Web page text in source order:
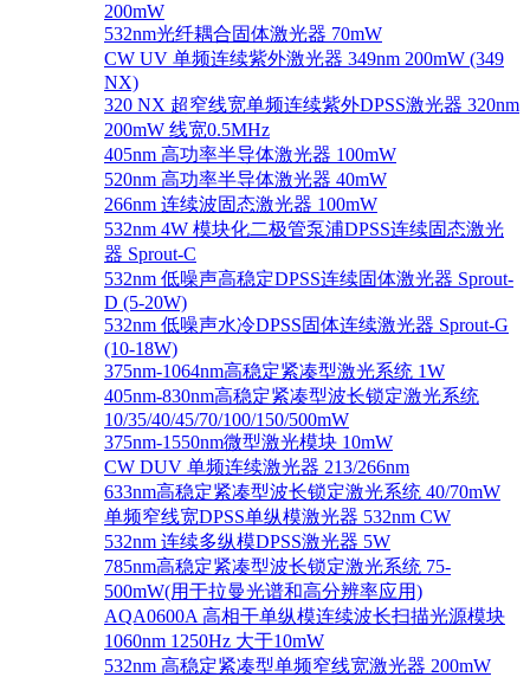
200mW
532nm光纤耦合固体激光器 70mW
CW UV 单频连续紫外激光器 349nm 200mW (349
NX)
320 NX 超窄线宽单频连续紫外DPSS激光器 320nm
200mW 线宽0.5MHz
405nm 高功率半导体激光器 100mW
520nm 高功率半导体激光器 40mW
266nm 连续波固态激光器 100mW
532nm 4W 模块化二极管泵浦DPSS连续固态激光
器 Sprout-C
532nm 低噪声高稳定DPSS连续固体激光器 Sprout-
D (5-20W)
532nm 低噪声水冷DPSS固体连续激光器 Sprout-G
(10-18W)
375nm-1064nm高稳定紧凑型激光系统 1W
405nm-830nm高稳定紧凑型波长锁定激光系统
10/35/40/45/70/100/150/500mW
375nm-1550nm微型激光模块 10mW
CW DUV 单频连续激光器 213/266nm
633nm高稳定紧凑型波长锁定激光系统 40/70mW
单频窄线宽DPSS单纵模激光器 532nm CW
532nm 连续多纵模DPSS激光器 5W
785nm高稳定紧凑型波长锁定激光系统 75-
500mW(用于拉曼光谱和高分辨率应用)
AQA0600A 高相干单纵模连续波长扫描光源模块
1060nm 1250Hz 大于10mW
532nm 高稳定紧凑型单频窄线宽激光器 200mW